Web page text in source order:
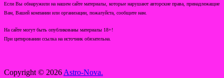
Если Вы обнаружили на нашем сайте материалы, которые нарушают авторские права, принадлежащие
Вам, Вашей компании или организации, пожалуйста, сообщите нам.
На сайте могут быть опубликованы материалы 18+!
При цитировании ссылка на источник обязательна.
Copyright © 2026 Astro-Nova.